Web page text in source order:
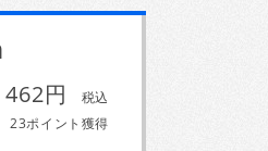
462円
税込
23ポイント獲得